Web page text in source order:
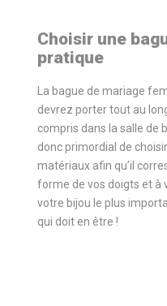
Choisir une
pratique
La bague de mariage
devrez porter tout au
compris dans la salle de
donc primordial de
matériaux afin qu’il
forme de vos doigts et à
votre bijou le plus
qui doit en être !